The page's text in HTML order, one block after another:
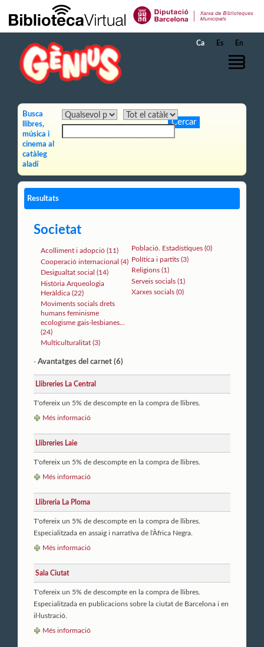
Salta al contingut principal
Ca Es En
Busca
llibres,
música i
cinema al
catàleg
aladí
Resultats
Societat
Acolliment i adopció (11)
Cooperació internacional (4)
Desigualtat social (14)
Història Arqueologia
Heràldica (22)
Moviments socials drets
humans feminisme
ecologisme gais-lesbianes...
(24)
Multiculturalitat (3)
Població. Estadístiques (0)
Política i partits (3)
Religions (1)
Serveis socials (1)
Xarxes socials (0)
- Avantatges del carnet (6)
Llibreries La Central
T'ofereix un 5% de descompte en la compra de llibres.
Més informació
Llibreries Laie
T'ofereix un 5% de descompte en la compra de llibres.
Més informació
Llibreria La Ploma
T'ofereix un 5% de descompte en la compra de llibres.
Especialitzada en assaig i narrativa de l'Àfrica Negra.
Més informació
Sala Ciutat
T'ofereix un 5% de descompte en la compra de llibres.
Especialitzada en publicacions sobre la ciutat de Barcelona i en
il·lustració.
Més informació